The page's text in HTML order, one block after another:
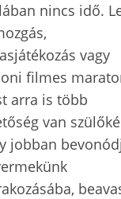
nincs idő.
vagy
filmes
arra is több
van
jobban